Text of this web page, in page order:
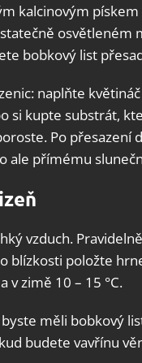
kalcinovým
osvětleném
bobkový list
naplňte
si kupte substrát,
Po přesazení
ale přímému
vzduch.
blízkosti položte
v zimě 10 – 15 °C.
měli bobkový
budete vavřínu